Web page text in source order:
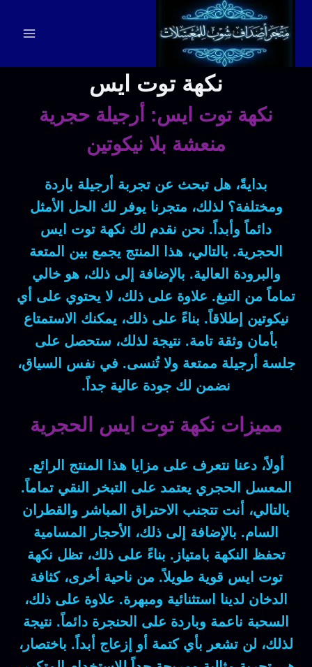
المحتوى
نكهة توت ايس
نكهة توت ايس: أرجيلة حجرية
منعشة بلا نيكوتين
بدايةً، هل تبحث عن تجربة أرجيلة باردة
ومختلفة؟ لذلك، متجرنا يوفر لك الحل الأمثل
دائماً وأبداً. نحن نقدم لك نكهة توت ايس
الحجرية. بالتالي، هذا المنتج يجمع بين المتعة
والبرودة العالية. بالإضافة إلى ذلك، هو خالي
تماماً من التبغ. علاوة على ذلك، لا يحتوي على أي
نيكوتين إطلاقاً. بناءً على ذلك، يمكنك الاستمتاع
بأمان وثقة تامة. نتيجة لذلك، ستحصل على
جلسة أرجيلة ممتعة ولا تُنسى. في نفس السياق،
نضمن لك جودة عالية جداً.
مميزات نكهة توت ايس الحجرية
أولاً، دعنا نتعرف على مزايا هذا المنتج الرائع.
المعسل الحجري يعتمد على التبخر النقي تماماً.
بالتالي، أنت تتجنب الاحتراق المباشر والقطران
السام. بالإضافة إلى ذلك، الأحجار المسامية
تحفظ النكهة بامتياز. بناءً على ذلك، تظل نكهة
توت ايس قوية طويلاً. من ناحية أخرى، كثافة
الدخان لدينا استثنائية ومبهرة. علاوة على ذلك،
السحبة ناعمة وباردة على الحنجرة دائماً. نتيجة
لذلك، لن تشعر بأي كتمة أو إزعاج أبداً. باختصار،